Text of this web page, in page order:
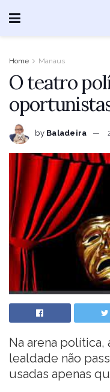
Home Manaus
O teatro
by Baladeira
Na arena política,
lealdade não
usadas apenas